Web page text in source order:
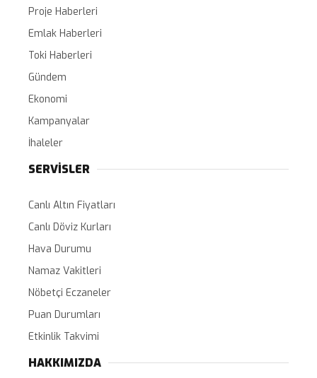
Proje Haberleri
Emlak Haberleri
Toki Haberleri
Gündem
Ekonomi
Kampanyalar
İhaleler
SERVİSLER
Canlı Altın Fiyatları
Canlı Döviz Kurları
Hava Durumu
Namaz Vakitleri
Nöbetçi Eczaneler
Puan Durumları
Etkinlik Takvimi
HAKKIMIZDA